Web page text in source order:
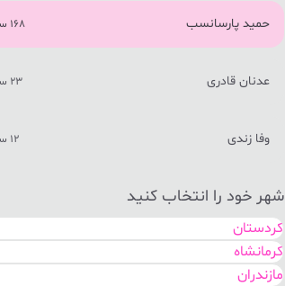
حمید پارسانسب 168 سفارش
عدنان قادری 23 سفارش
وفا زندی 12 سفارش
شهر خود را انتخاب کنید
کردستان
کرمانشاه
مازندران